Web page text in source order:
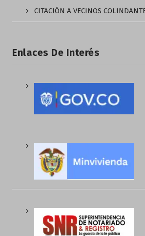
CITACIÓN A VECINOS
Enlaces De Interés